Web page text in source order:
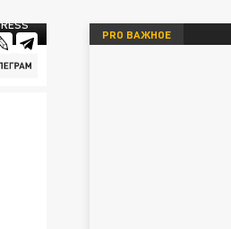
PRO ВАЖНОЕ